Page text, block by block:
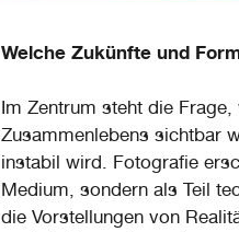
Welche Zukünfte und
Im Zentrum steht die
Zusammenlebens sichtbar
instabil wird. Fotografie
Medium, sondern als Teil
die Vorstellungen von